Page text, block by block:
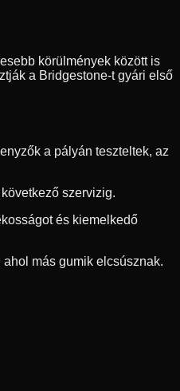
körülmények között is
a Bridgestone-t gyári első
a pályán teszteltek, az
szervizig.
és kiemelkedő
más gumik elcsúsznak.